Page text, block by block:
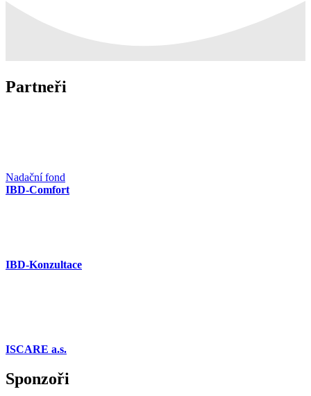
Partneři
Nadační fond
IBD-Comfort
IBD-Konzultace
ISCARE a.s.
Sponzoři